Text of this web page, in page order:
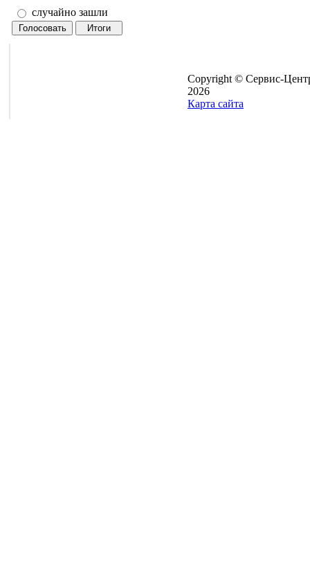
случайно зашли
Copyright © Сервис-
2026
Карта сайта